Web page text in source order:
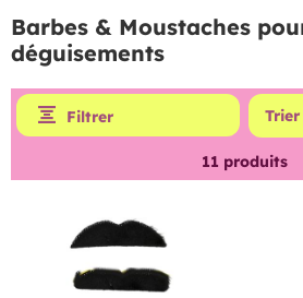
Barbes & Moustaches
déguisements
Filtrer
11 produits